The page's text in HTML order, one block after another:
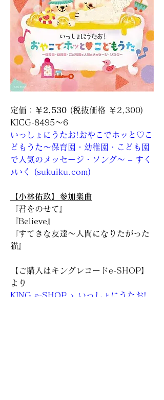
定価： ￥2,530 (税抜価格 ￥2,300)
KICG-8495～6
いっしょにうたお!おやこでホッと♡こ
どもうた～保育園・幼稚園・こども園
で人気のメッセージ・ソング～ – すく
♪いく (sukuiku.com)
【小林佑玖】参加楽曲
『君をのせて』
『Believe』
『すてきな友達～人間になりたがった
猫』
【ご購入はキングレコードe-SHOP】
より
KING e-SHOP > いっしょにうたお!